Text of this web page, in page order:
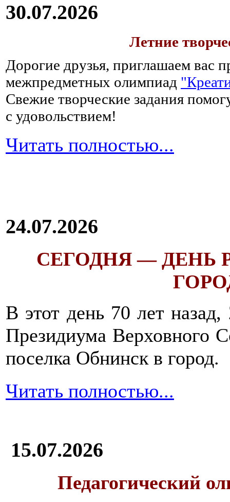
30.07.2026
Летние
Дорогие друзья, приглашаем вас
межпредметных олимпиад
Свежие творческие задания
с удовольствием!
Читать полностью...
24.07.2026
СЕГОДНЯ — ДЕНЬ
В этот день 70 лет
Президиума Верховного
поселка Обнинск в город.
Читать полностью...
15.07.2026
Педагогический